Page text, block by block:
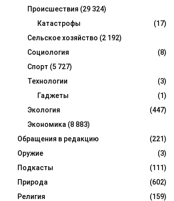
Происшествия (29 324)
Катастрофы
(17)
Сельское хозяйство (2 192)
Социология
(8)
Спорт (5 727)
Технологии
(3)
Гаджеты
(1)
Экология
(447)
Экономика (8 883)
Обращения в редакцию
(221)
Оружие
(3)
Подкасты
(111)
Природа
(602)
Религия
(159)